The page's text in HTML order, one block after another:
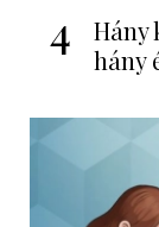
4
Hány
hány